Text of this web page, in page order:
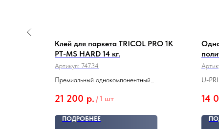
Клей для паркета TRICOL PRO 1K
PT-MS HARD 14 кг.
Артикул: 74734
Премиальный однокомпонентный
полимера
21 200 р. /1 шт
ПОДРОБНЕЕ
U-
14